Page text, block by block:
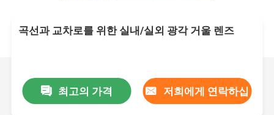
곡선과 교차로를 위한 실내/실외 광각 거울 렌즈
최고의 가격 저희에게 연락하십